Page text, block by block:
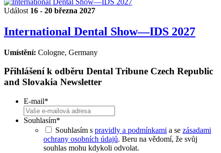
Událost 16 - 20 března 2027
International Dental Show—IDS 2027
Umístění: Cologne, Germany
Přihlášení k odběru Dental Tribune Czech Republic
and Slovakia Newsletter
E-mail*
Souhlasím*
Souhlasím s pravidly a podmínkami a se zásadami
ochrany osobních údajů. Beru na vědomí, že svůj
souhlas mohu kdykoli odvolat.